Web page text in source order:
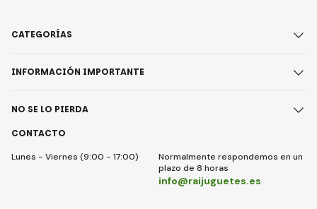
CONTACTO
Lunes - Viernes (9:00 - 17:00)
Normalmente respondemos en un
plazo de 8 horas
info@raijuguetes.es
CATEGORÍAS
INFORMACIÓN IMPORTANTE
NO SE LO PIERDA